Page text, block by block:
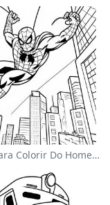
Página Para Colorir Do Homem-Aranha Balançando Pela Cidade